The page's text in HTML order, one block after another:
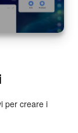
per creare i